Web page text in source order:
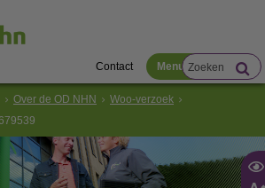
Contact Menu
Over de OD NHN
Woo-verzoek